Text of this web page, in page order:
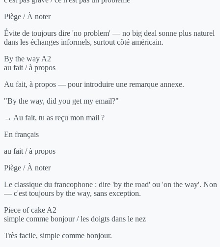
Piège / À noter
Évite de toujours dire 'no problem' — no big deal sonne plus naturel
dans les échanges informels, surtout côté américain.
By the way A2
au fait / à propos
Au fait, à propos — pour introduire une remarque annexe.
"By the way, did you get my email?"
→ Au fait, tu as reçu mon mail ?
En français
au fait / à propos
Piège / À noter
Le classique du francophone : dire 'by the road' ou 'on the way'. Non
— c'est toujours by the way, sans exception.
Piece of cake A2
simple comme bonjour / les doigts dans le nez
Très facile, simple comme bonjour.